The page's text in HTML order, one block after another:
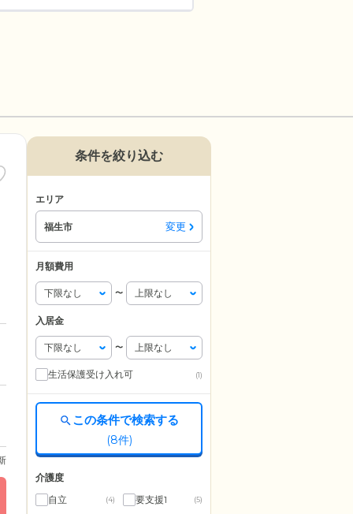
条件を絞り込む
エリア
福生市 変更
月額費用
〜
入居金
〜
生活保護受け入れ可 (1)
この条件で検索する
(8件)
介護度
自立
(4) 要支援1 (5)